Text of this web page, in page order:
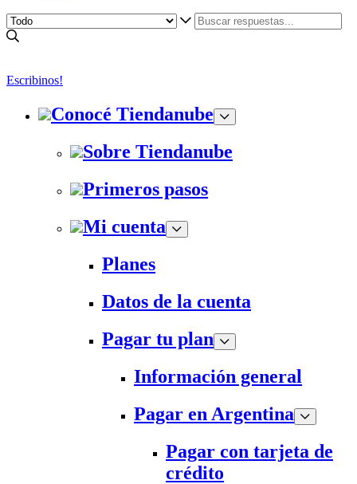
Escribinos!
Conocé Tiendanube
Sobre Tiendanube
Primeros pasos
Mi cuenta
Planes
Datos de la cuenta
Pagar tu plan
Información general
Pagar en Argentina
Pagar con tarjeta de
crédito